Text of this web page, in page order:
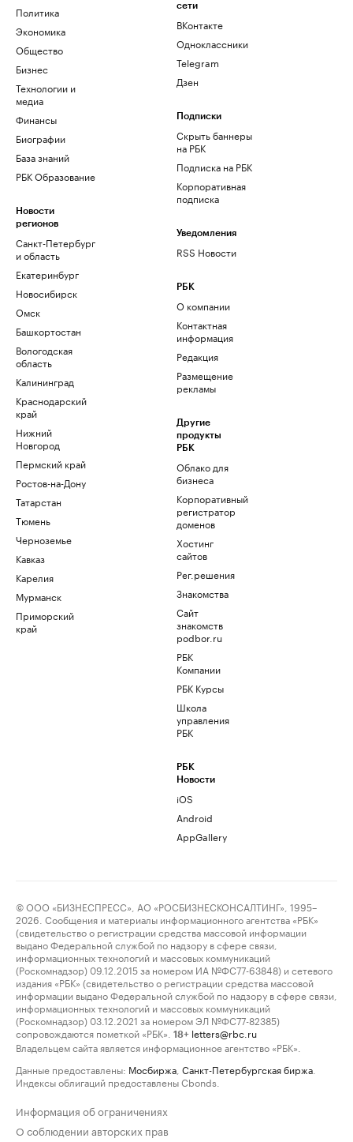
Политика
Экономика
Общество
Бизнес
Технологии и
медиа
Финансы
Биографии
База знаний
РБК Образование
Новости
регионов
Санкт-Петербург
и область
Екатеринбург
Новосибирск
Омск
Башкортостан
Вологодская
область
Калининград
Краснодарский
край
Нижний
Новгород
Пермский край
Ростов-на-Дону
Татарстан
Тюмень
Черноземье
Кавказ
Карелия
Мурманск
Приморский
край
сети
ВКонтакте
Одноклассники
Telegram
Дзен
Подписки
Скрыть баннеры
на РБК
Подписка на РБК
Корпоративная
подписка
Уведомления
RSS Новости
РБК
О компании
Контактная
информация
Редакция
Размещение
рекламы
Другие
продукты
РБК
Облако для
бизнеса
Корпоративный
регистратор
доменов
Хостинг
сайтов
Рег.решения
Знакомства
Сайт
знакомств
podbor.ru
РБК
Компании
РБК Курсы
Школа
управления
РБК
РБК
Новости
iOS
Android
AppGallery
© ООО «БИЗНЕСПРЕСС», АО «РОСБИЗНЕСКОНСАЛТИНГ», 1995–
2026. Сообщения и материалы информационного агентства «РБК»
(свидетельство о регистрации средства массовой информации
выдано Федеральной службой по надзору в сфере связи,
информационных технологий и массовых коммуникаций
(Роскомнадзор) 09.12.2015 за номером ИА №ФС77-63848) и сетевого
издания «РБК» (свидетельство о регистрации средства массовой
информации выдано Федеральной службой по надзору в сфере связи,
информационных технологий и массовых коммуникаций
(Роскомнадзор) 03.12.2021 за номером ЭЛ №ФС77-82385)
сопровождаются пометкой «РБК».
18+ letters@rbc.ru
Владельцем сайта является информационное агентство «РБК».
Данные предоставлены: Мосбиржа Санкт-Петербургская биржа
Индексы облигаций предоставлены Cbonds.
Информация об ограничениях
О соблюдении авторских прав